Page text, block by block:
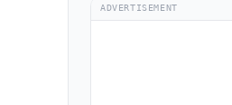
ADVERTISEMENT